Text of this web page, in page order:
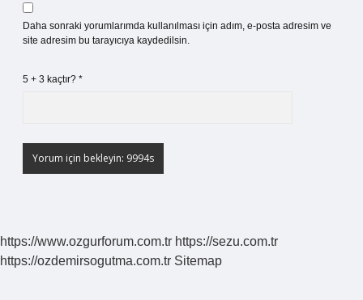
Daha sonraki yorumlarımda kullanılması için adım, e-posta adresim ve
site adresim bu tarayıcıya kaydedilsin.
5 + 3 kaçtır? *
https://www.ozgurforum.com.tr https://sezu.com.tr
https://ozdemirsogutma.com.tr Sitemap